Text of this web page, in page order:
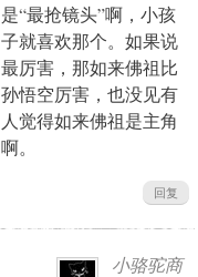
是“最抢镜头”啊，小孩
子就喜欢那个。如果说
最厉害，那如来佛祖比
孙悟空厉害，也没见有
人觉得如来佛祖是主角
啊。
回复
小骆驼商